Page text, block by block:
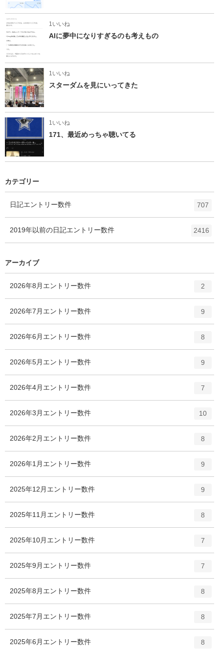
1いいね
AIに夢中になりすぎるのも考えもの
1いいね
スターダムを見にいってきた
1いいね
171、最近めっちゃ聴いてる
カテゴリー
日記エントリー数 707
件
2019年以前の日記エントリー数 2416
件
アーカイブ
2026年8月 エントリー数 2
件
2026年7月 エントリー数 9
件
2026年6月 エントリー数 8
件
2026年5月 エントリー数 9
件
2026年4月 エントリー数 7
件
2026年3月 エントリー数 10
件
2026年2月 エントリー数 8
件
2026年1月 エントリー数 9
件
2025年12月 エントリー数 9
件
2025年11月 エントリー数 8
件
2025年10月 エントリー数 7
件
2025年9月 エントリー数 7
件
2025年8月 エントリー数 8
件
2025年7月 エントリー数 8
件
2025年6月 エントリー数 8
件